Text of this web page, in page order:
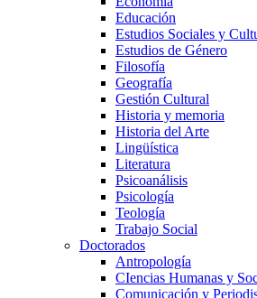
Educación
Estudios Sociales y
Estudios de Género
Filosofía
Geografía
Gestión Cultural
Historia y memoria
Historia del Arte
Lingüística
Literatura
Psicoanálisis
Psicología
Teología
Trabajo Social
Doctorados
Antropología
CIencias Humanas y
Comunicación y